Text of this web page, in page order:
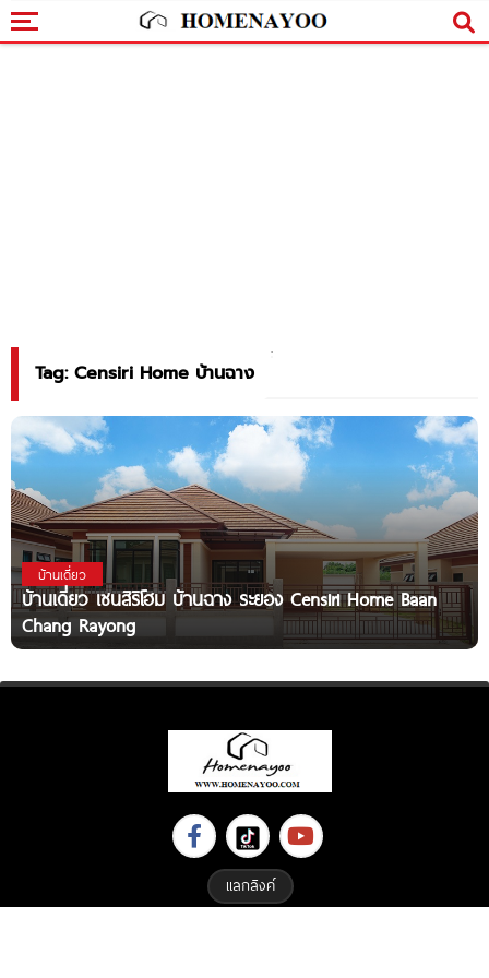
Tag: Censiri Home บ้านฉาง
บ้านเดี่ยว
บ้านเดี่ยว เซนสิริโฮม บ้านฉาง ระยอง Censiri Home Baan
Chang Rayong
แลกลิงค์